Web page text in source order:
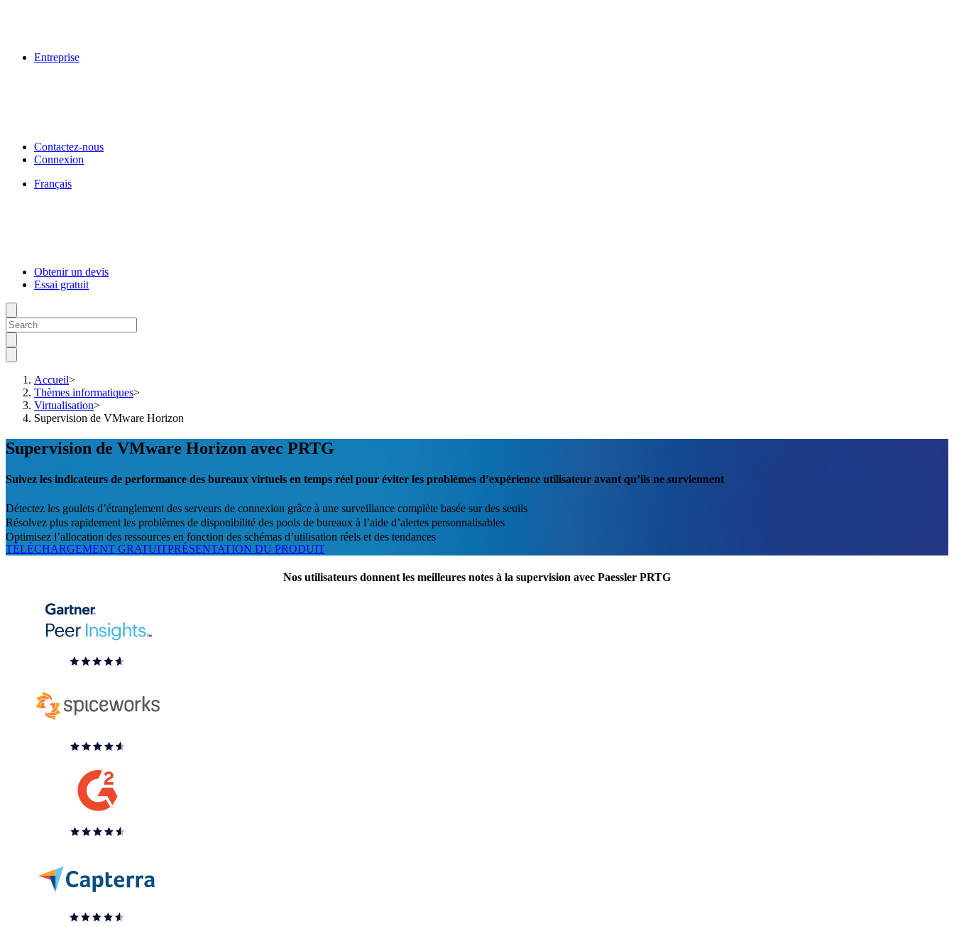
Entreprise
Contactez-nous
Connexion
Français
Obtenir un devis
Essai gratuit
Accueil>
Thèmes informatiques>
Virtualisation>
Supervision de VMware Horizon
Supervision de VMware Horizon avec PRTG
Suivez les indicateurs de performance des bureaux virtuels en temps réel pour éviter les problèmes d’expérience utilisateur avant qu’ils ne surviennent
Détectez les goulets d’étranglement des serveurs de connexion grâce à une surveillance complète basée sur des seuils
Résolvez plus rapidement les problèmes de disponibilité des pools de bureaux à l’aide d’alertes personnalisables
Optimisez l’allocation des ressources en fonction des schémas d’utilisation réels et des tendances
TÉLÉCHARGEMENT GRATUITPRÉSENTATION DU PRODUIT
Nos utilisateurs donnent les meilleures notes à la supervision avec Paessler PRTG